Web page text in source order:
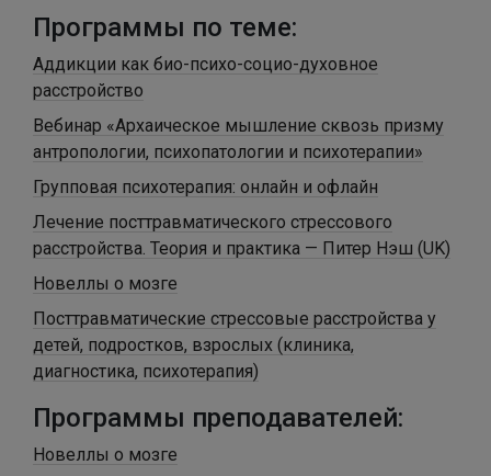
Программы по теме:
Аддикции как био-психо-социо-духовное
расстройство
Вебинар «Архаическое мышление сквозь призму
антропологии, психопатологии и психотерапии»
Групповая психотерапия: онлайн и офлайн
Лечение посттравматического стрессового
расстройства. Теория и практика — Питер Нэш (UK)
Новеллы о мозге
Посттравматические стрессовые расстройства у
детей, подростков, взрослых (клиника,
диагностика, психотерапия)
Программы преподавателей:
Новеллы о мозге